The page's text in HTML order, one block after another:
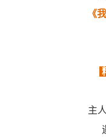
《
主